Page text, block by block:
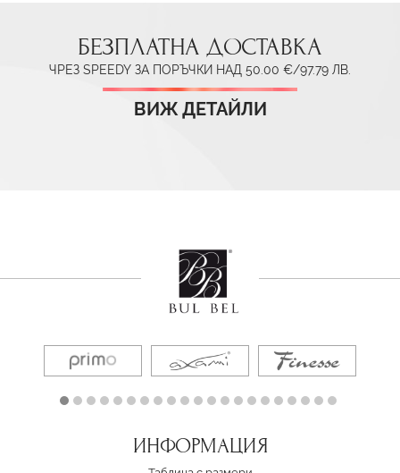
БЕЗПЛАТНА ДОСТАВКА
ЧРЕЗ SPEEDY ЗА ПОРЪЧКИ НАД 50.00 €/97.79 ЛВ.
ВИЖ ДЕТАЙЛИ
ИНФОРМАЦИЯ